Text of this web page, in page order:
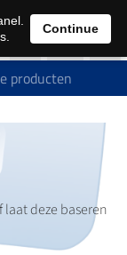
0
producten
deze baseren
Continue